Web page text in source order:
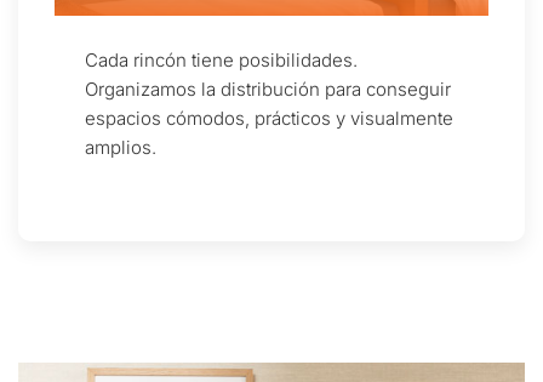
Cada rincón tiene posibilidades.
Organizamos la distribución para conseguir
espacios cómodos, prácticos y visualmente
amplios.